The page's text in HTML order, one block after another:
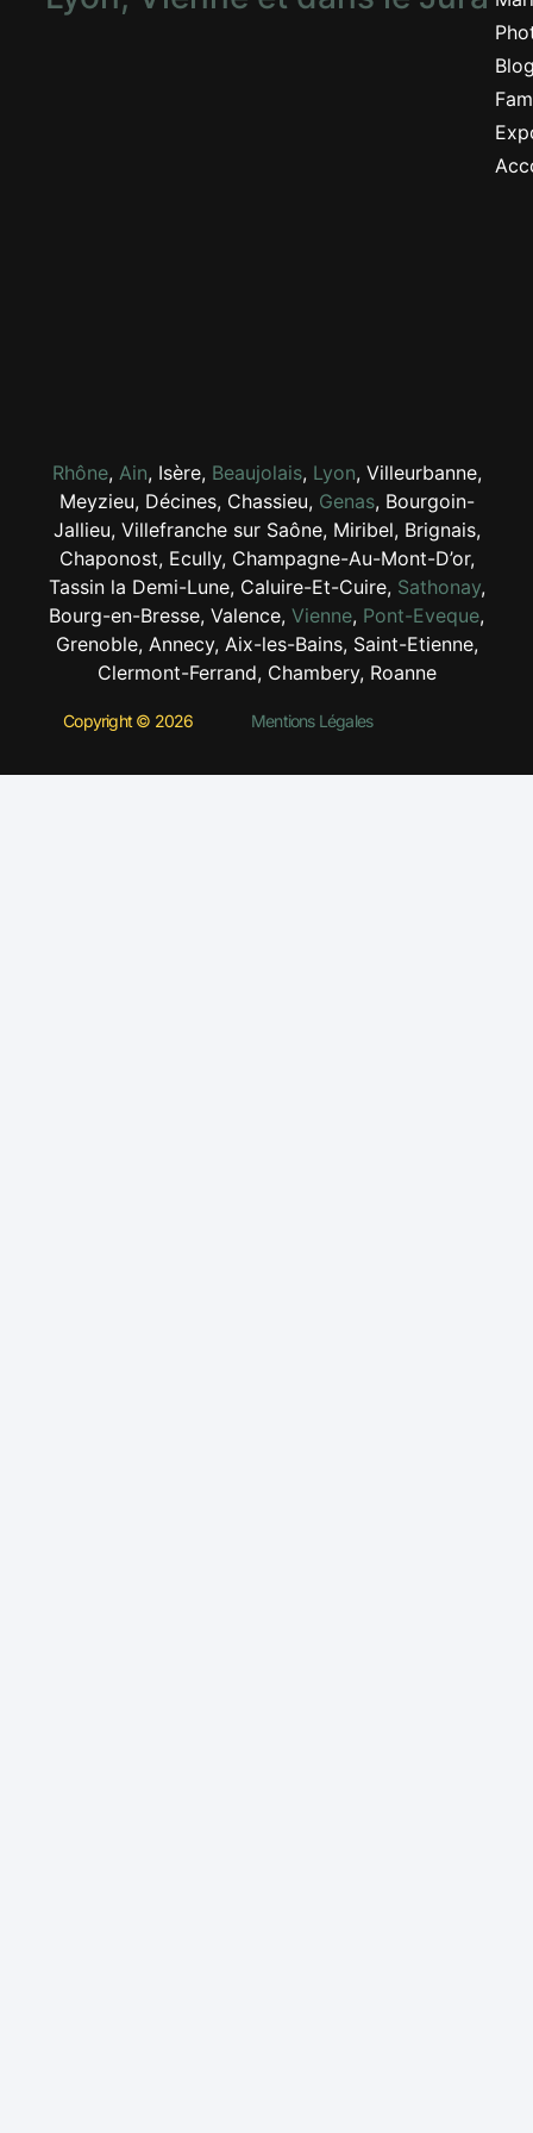
Rhône, Ain, Isère, Beaujolais, Lyon, Villeurbanne,
Meyzieu, Décines, Chassieu, Genas, Bourgoin-
Jallieu, Villefranche sur Saône, Miribel, Brignais,
Chaponost, Ecully, Champagne-Au-Mont-D’or,
Tassin la Demi-Lune, Caluire-Et-Cuire, Sathonay,
Bourg-en-Bresse, Valence, Vienne, Pont-Eveque,
Grenoble, Annecy, Aix-les-Bains, Saint-Etienne,
Clermont-Ferrand, Chambery, Roanne
Copyright © 2026 Mentions Légales